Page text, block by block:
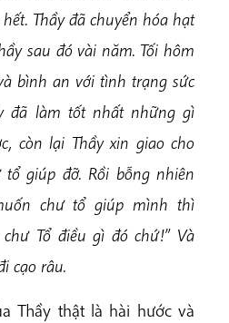
Thầy đã chuyển hóa hạt
sau đó vài năm. Tối hôm
bình an với tình trạng sức
đã làm tốt nhất những gì
còn lại Thầy xin giao cho
tổ giúp đỡ. Rồi bỗng nhiên
chư tổ giúp mình thì
Tổ điều gì đó chứ!” Và
cạo râu.
Thầy thật là hài hước và